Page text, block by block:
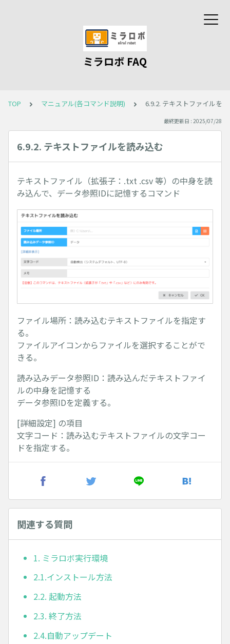
ミラロボ FAQ
TOP マニュアル(各コマンド説明) 6.9.2. テキストファイルを
最終更新日 : 2025/07/28
6.9.2. テキストファイルを読み込む
テキストファイル（拡張子：.txt .csv 等）の中身を読
み込んで、データ参照IDに記憶するコマンド
ファイル場所：読み込むテキストファイルを指定す
る。
ファイルアイコンからファイルを選択することがで
きる。
読み込みデータ参照ID：読み込んだテキストファイ
ルの中身を記憶する
データ参照IDを定義する。
[詳細設定] の項目
文字コード：読み込むテキストファイルの文字コー
ドを指定する。
関連する質問
1. ミラロボ実行環境
2.1.インストール方法
2.2. 起動方法
2.3. 終了方法
2.4.自動アップデート